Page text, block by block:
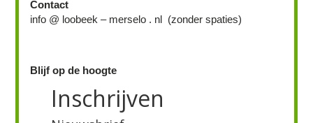
Contact
info @ loobeek – merselo . nl (zonder spaties)
Blijf op de hoogte
Inschrijven